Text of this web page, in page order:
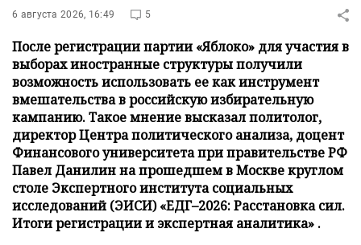
6 августа 2026, 16:49 5
После регистрации партии «Яблоко» для участия в
выборах иностранные структуры получили
возможность использовать ее как инструмент
вмешательства в российскую избирательную
кампанию. Такое мнение высказал политолог,
директор Центра политического анализа, доцент
Финансового университета при правительстве РФ
Павел Данилин на прошедшем в Москве круглом
столе Экспертного института социальных
исследований (ЭИСИ) «ЕДГ–2026: Расстановка сил.
Итоги регистрации и экспертная аналитика» .